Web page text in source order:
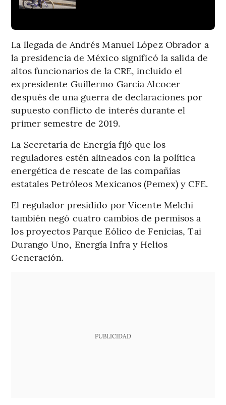
La llegada de Andrés Manuel López Obrador a
la presidencia de México significó la salida de
altos funcionarios de la CRE, incluido el
expresidente Guillermo García Alcocer
después de una guerra de declaraciones por
supuesto conflicto de interés durante el
primer semestre de 2019.
La Secretaría de Energía fijó que los
reguladores estén alineados con la política
energética de rescate de las compañías
estatales Petróleos Mexicanos (Pemex) y CFE.
El regulador presidido por Vicente Melchi
también negó cuatro cambios de permisos a
los proyectos Parque Eólico de Fenicias, Tai
Durango Uno, Energía Infra y Helios
Generación.
PUBLICIDAD